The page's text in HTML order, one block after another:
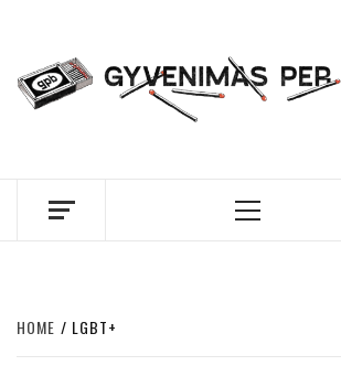
content
BRANGUS
Menu
HOME LGBT+